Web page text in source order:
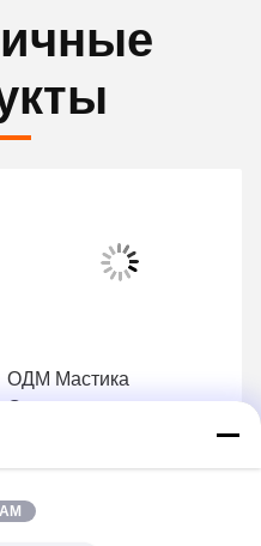
ОДМ Мастика
Сцепление лента
Мастика Waterseal лента
25mmX25mm
Лучшая цена